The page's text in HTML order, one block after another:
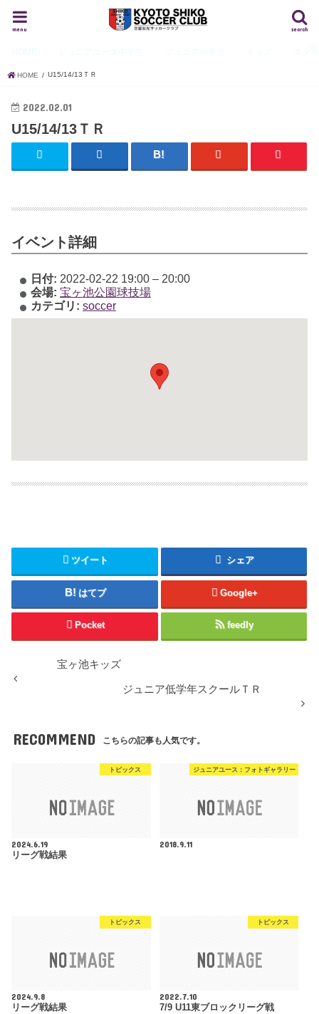
search
menu
HOME U15/14/13ＴＲ
2022.02.01
U15/14/13ＴＲ
イベント詳細
日付: 2022-02-22 19:00– 20:00
会場: 宝ヶ池公園球技場
カテゴリ: soccer
ツイート シェア
はてブ Google+
Pocket feedly
宝ヶ池キッズ
ジュニア低学年スクールＴＲ
RECOMMEND こちらの記事も人気です。
トピックス
2024.6.19
リーグ戦結果
ジュニアユース：フォトギャラリー
2018.9.11
トピックス
2024.9.8
リーグ戦結果
トピックス
2022.7.10
7/9 U11東ブロックリーグ戦